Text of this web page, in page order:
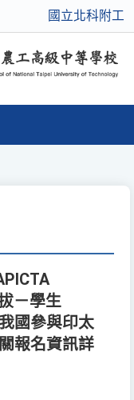
國立北科附工
－學生
國參與印太
報名資訊詳